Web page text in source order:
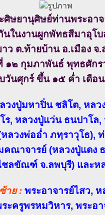
ะศิษยานุศิษย์ท่านพระอา
ในงานผูกพัทธสีมาอุโบ
ว ต.ท้ายบ้าน อ.เมือง จ.
๑๒ กุมภาพันธ์ พุทธศัก
วันศุกร์ ขึ้น ๑๕ ค่ำ เดือ
วงปู่มหาปิ่น ชลิโต, หล
ร, หลวงปู่แว่น ธนปาโล
ลวงพ่ออ่ำ ภทฺราวุโธ),
คณาจารย์ (หลวงปู่แดง
ลขัณฑ์ จ.ลพบุรี) และห
าย : พระอาจารย์ไสว,
ะครูพรหมวิหาร, พระอ